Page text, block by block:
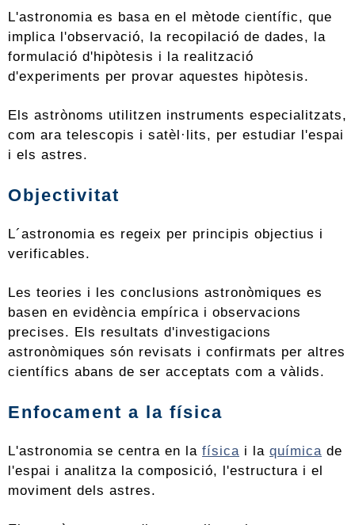
L'astronomia es basa en el mètode científic, que
implica l'observació, la recopilació de dades, la
formulació d'hipòtesis i la realització
d'experiments per provar aquestes hipòtesis.
Els astrònoms utilitzen instruments especialitzats,
com ara telescopis i satèl·lits, per estudiar l'espai
i els astres.
Objectivitat
L´astronomia es regeix per principis objectius i
verificables.
Les teories i les conclusions astronòmiques es
basen en evidència empírica i observacions
precises. Els resultats d'investigacions
astronòmiques són revisats i confirmats per altres
científics abans de ser acceptats com a vàlids.
Enfocament a la física
L'astronomia se centra en la física i la química de
l'espai i analitza la composició, l'estructura i el
moviment dels astres.